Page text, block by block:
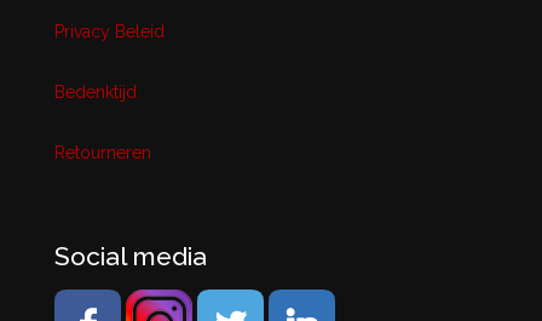
Privacy Beleid
Bedenktijd
Retourneren
Social media